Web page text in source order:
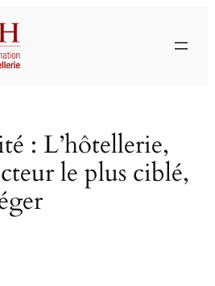
: L’hôtellerie,
le plus ciblé,